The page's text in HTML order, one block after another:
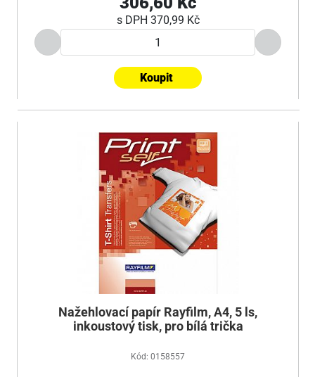
s DPH 370,99 Kč
Koupit
Nažehlovací papír Rayfilm, A4, 5 ls,
inkoustový tisk, pro bílá trička
Kód: 0158557